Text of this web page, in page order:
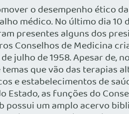
o desempenho ético
médico. No último dia 10
presentes alguns dos
Conselhos de Medicina
julho de 1958. Apesar de,
que vão das terapias
e estabelecimentos de
as funções do
possui um amplo acervo